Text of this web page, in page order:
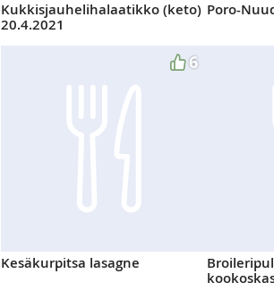
Kukkisjauhelihalaatikko (keto)
20.4.2021
Poro-
6
Kesäkurpitsa lasagne